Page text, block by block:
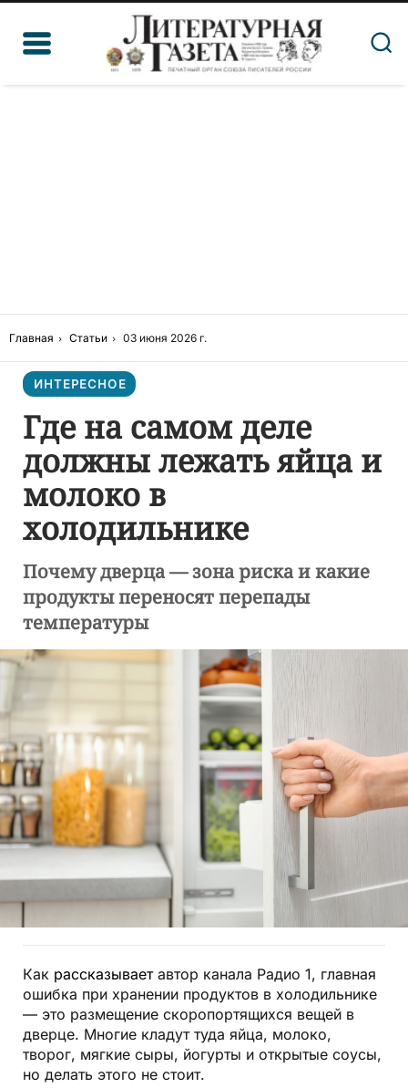
Главная Статьи 03 июня 2026 г.
ИНТЕРЕСНОЕ
Где на самом деле
должны лежать яйца и
молоко в
холодильнике
Почему дверца — зона риска и какие
продукты переносят перепады
температуры
Как рассказываетавтор канала Радио 1, главная
ошибка при хранении продуктов в холодильнике
— это размещение скоропортящихся вещей в
дверце. Многие кладут туда яйца, молоко,
творог, мягкие сыры, йогурты и открытые соусы,
но делать этого не стоит.